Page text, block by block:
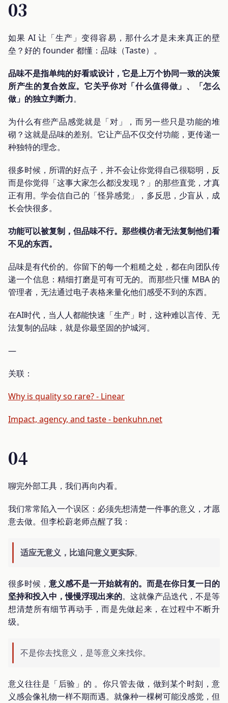
03
如果 AI 让「生产」变得容易，那什么才是未来真正的壁
垒？好的 founder 都懂：品味（Taste）。
品味不是指单纯的好看或设计，它是上万个协同一致的决策
所产生的复合效应。它关乎你对「什么值得做」、「怎么
做」的独立判断力。
为什么有些产品感觉就是「对」，而另一些只是功能的堆
砌？这就是品味的差别。它让产品不仅交付功能，更传递一
种独特的理念。
很多时候，所谓的好点子，并不会让你觉得自己很聪明，反
而是你觉得「这事大家怎么都没发现？」的那些直觉，才真
正有用。学会信自己的「怪异感觉」，多反思，少盲从，成
长会快很多。
功能可以被复制，但品味不行。那些模仿者无法复制他们看
不见的东西。
品味是有代价的。你留下的每一个粗糙之处，都在向团队传
递一个信息：精细打磨是可有可无的。而那些只懂 MBA 的
管理者，无法通过电子表格来量化他们感受不到的东西。
在AI时代，当人人都能快速「生产」时，这种难以言传、无
法复制的品味，就是你最坚固的护城河。
—
关联：
Why is quality so rare? - Linear
Impact, agency, and taste - benkuhn.net
04
聊完外部工具，我们再向内看。
我们常常陷入一个误区：必须先想清楚一件事的意义，才愿
意去做。但李松蔚老师点醒了我：
适应无意义，比追问意义更实际。
很多时候， 意义感不是一开始就有的。而是在你日复一日的
坚持和投入中，慢慢浮现出来的。这就像产品迭代，不是等
想清楚所有细节再动手，而是先做起来，在过程中不断升
级。
不是你去找意义，是等意义来找你。
意义往往是「后验」的 。你只管去做，做到某个时刻，意
义感会像礼物一样不期而遇。就像种一棵树可能没感觉，但